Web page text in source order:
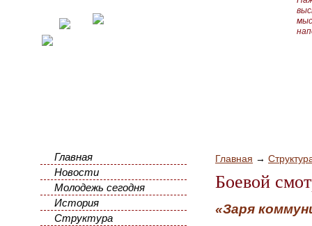
Главная
Новости
Молодежь сегодня
История
Структура
Главная →
Боевой
«Заря